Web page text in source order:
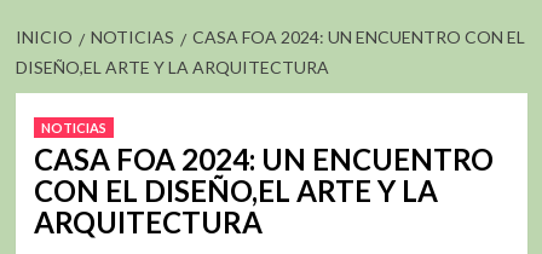
INICIO NOTICIAS
CASA FOA 2024: UN ENCUENTRO CON EL
DISEÑO,EL ARTE Y LA ARQUITECTURA
NOTICIAS
CASA FOA 2024: UN ENCUENTRO
CON EL DISEÑO,EL ARTE Y LA
ARQUITECTURA